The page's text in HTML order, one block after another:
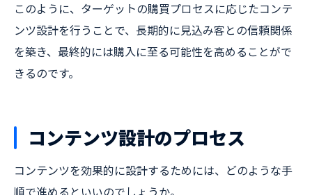
このように、ターゲットの購買プロセスに応じたコンテ
ンツ設計を行うことで、長期的に見込み客との信頼関係
を築き、最終的には購入に至る可能性を高めることがで
きるのです。
コンテンツ設計のプロセス
コンテンツを効果的に設計するためには、どのような手